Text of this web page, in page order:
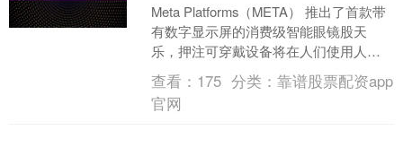
Meta Platforms（META） 推出了首款带
有数字显示屏的消费级智能眼镜股天
乐，押注可穿戴设备将在人们使用人工
智能（AI）的方式中发挥核心作用。 周
三....
查看： 175 分类：靠谱股票配资app
官网